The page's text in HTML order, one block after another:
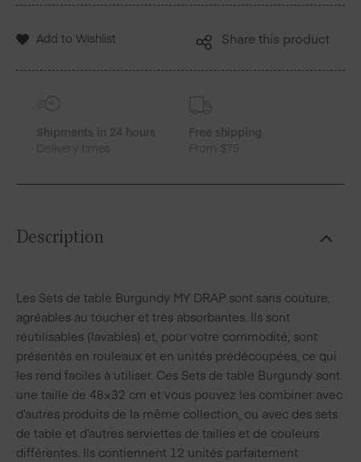
de
12
Add to Wishlist Share this product
Shipments in 24 hours
Delivery times
Free shipping
From $75
Description
Les Sets de table Burgundy MY DRAP sont sans couture,
agréables au toucher et très absorbantes. Ils sont
réutilisables (lavables) et, pour votre commodité, sont
présentés en rouleaux et en unités prédécoupées, ce qui
les rend faciles à utiliser. Ces Sets de table Burgundy sont
une taille de 48×32 cm et vous pouvez les combiner avec
d’autres produits de la même collection, ou avec des sets
de table et d’autres serviettes de tailles et de couleurs
différentes. Ils contiennent 12 unités parfaitement